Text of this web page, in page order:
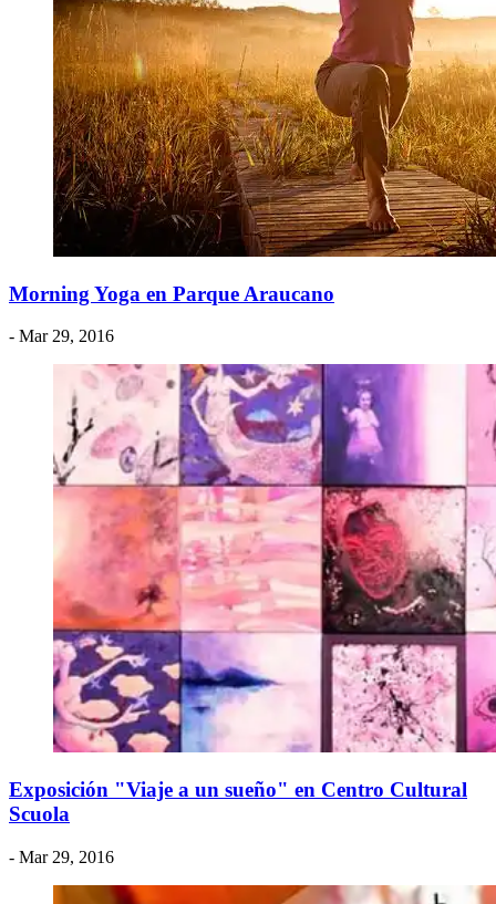
Morning Yoga en Parque Araucano
- Mar 29, 2016
Exposición "Viaje a un sueño" en Centro Cultural
Scuola
- Mar 29, 2016